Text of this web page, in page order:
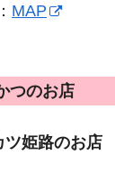
MAP
つのお店
ツ姫路のお店